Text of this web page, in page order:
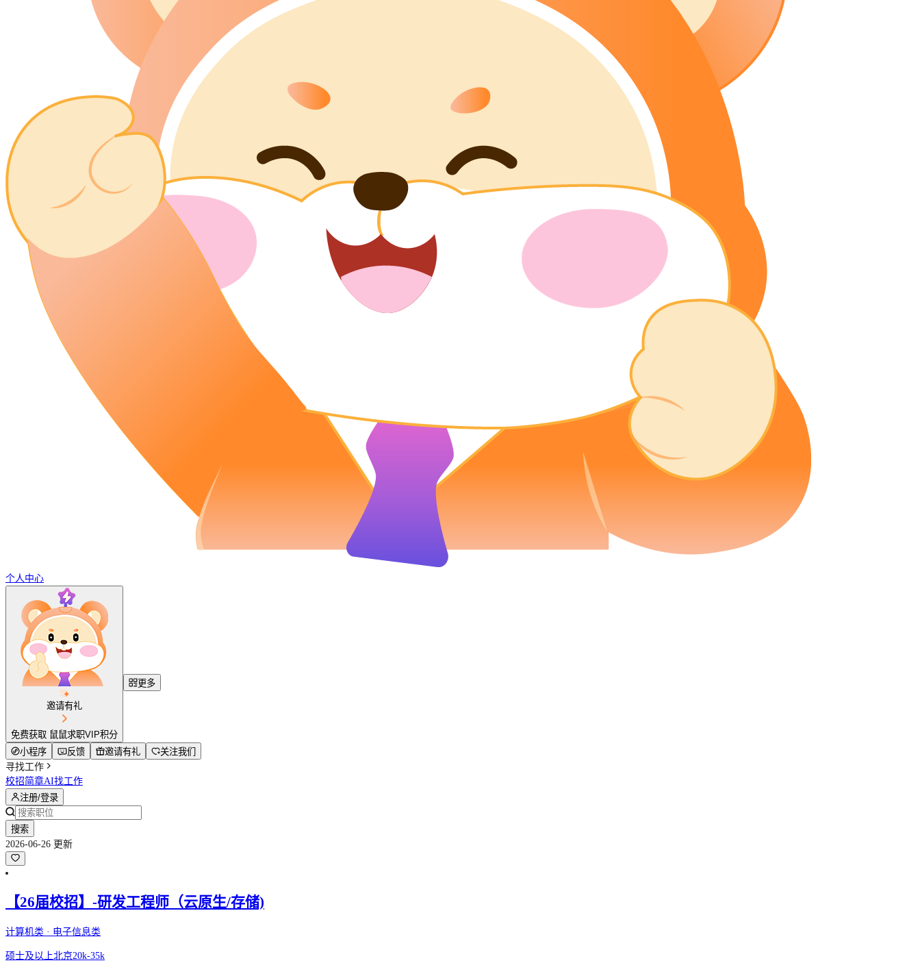
个人中心
邀请有礼
免费获取 鼠鼠求职VIP积分
更多
小程序 反馈 邀请有礼
关注我们
寻找工作
校招简章AI找工作
注册/登录
搜索
2026-06-26 更新
【26届校招】-研发工程师（云原生/存储)
计算机类 · 电子信息类
硕士及以上北京20k-35k